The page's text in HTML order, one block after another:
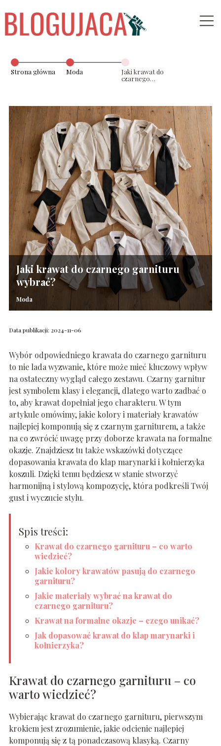
Strona główna Moda
Jaki krawat do
czarnego
Jaki krawat do czarnego garnituru
wybrać?
Moda
Data publikacji: 2024-11-06
Wybór odpowiedniego krawata do czarnego garnituru
to nie lada wyzwanie, które może mieć kluczowy wpływ
na ostateczny wygląd całego zestawu. Czarny garnitur
jest symbolem klasy i elegancji, dlatego warto zadbać o
to, aby krawat dopełniał jego charakteru. W tym
artykule omówimy, jakie kolory i materiały krawatów
najlepiej komponują się z czarnym garniturem, a także
na co zwrócić uwagę przy doborze krawata na formalne
okazje. Znajdziesz tu także wskazówki dotyczące
dopasowania krawata do klap marynarki i kołnierzyka
koszuli. Dzięki temu będziesz w stanie stworzyć
harmonijną i stylową kompozycję, która podkreśli Twój
gust i wyczucie stylu.
Spis treści:
Krawat do czarnego garnituru – co warto
wiedzieć?
Jakie kolory krawatów pasują do czarnego
garnituru?
Jakie materiały wybrać na krawat do
czarnego garnituru?
Krawat na formalne okazje – czego unikać?
Jak dopasować krawat do klap marynarki i
kołnierzyka?
Krawat do czarnego garnituru – co
warto wiedzieć?
Wybierając krawat do czarnego garnituru, pierwszym
krokiem jest zrozumienie, jakie odcienie najlepiej
komponują się z tą ponadczasową klasyką. Czarny